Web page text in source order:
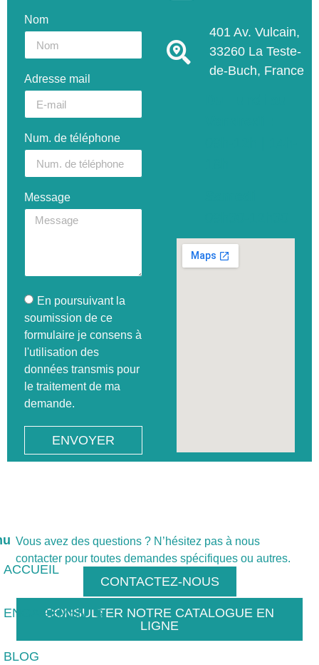
Nom
Adresse mail
Num. de téléphone
Message
En poursuivant la
soumission de ce
formulaire je consens à
l'utilisation des
données transmis pour
le traitement de ma
demande.
ENVOYER
401 Av. Vulcain,
33260 La Teste-
de-Buch, France
ACCUEIL
ENGAGEMENTS
BLOG
Vous avez des questions ? N’hésitez pas à nous
contacter pour toutes demandes spécifiques ou autres.
CONTACTEZ-NOUS
CONSULTER NOTRE CATALOGUE EN
LIGNE